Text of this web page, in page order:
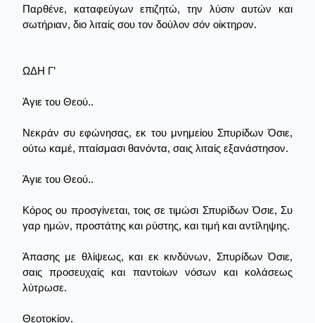
Παρθένε, καταφεύγων επιζητώ, την λύσιν αυτών και
σωτήριαν, διο λιταίς σου τον δούλον σόν οίκτηρον.
ΩΔΗ Γ’
Άγιε του Θεού..
Νεκράν συ εφώνησας, εκ του μνημείου Σπυρίδων Όσιε,
ούτω καμέ, πταίσμασι θανόντα, σαις λιταίς εξανάστησον.
Άγιε του Θεού..
Κόρος ου προσγίνεται, τοις σε τιμώσι Σπυρίδων Όσιε, Συ
γαρ ημών, προστάτης και ρύστης, και τιμή και αντίληψης.
Άπασης με θλίψεως, και εκ κινδύνων, Σπυρίδων Όσιε,
σαις προσευχαίς και παντοίων νόσων και κολάσεως
λύτρωσε.
Θεοτοκίον.